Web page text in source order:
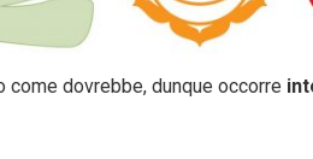
come dovrebbe, dunque occorre